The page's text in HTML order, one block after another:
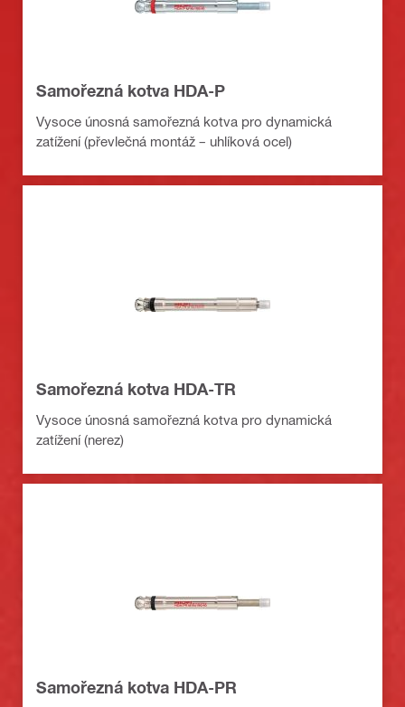
Samořezná kotva HDA-P
Vysoce únosná samořezná kotva pro dynamická
zatížení (převlečná montáž – uhlíková ocel)
Samořezná kotva HDA-TR
Vysoce únosná samořezná kotva pro dynamická
zatížení (nerez)
Samořezná kotva HDA-PR